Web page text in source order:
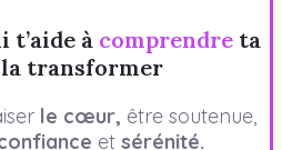
t’aide à comprendre ta
transformer
le cœur, être soutenue,
et sérénité.